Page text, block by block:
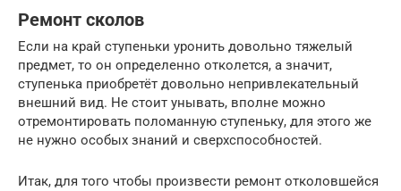
Ремонт сколов
Если на край ступеньки уронить довольно тяжелый
предмет, то он определенно отколется, а значит,
ступенька приобретёт довольно непривлекательный
внешний вид. Не стоит унывать, вполне можно
отремонтировать поломанную ступеньку, для этого же
не нужно особых знаний и сверхспособностей.
Итак, для того чтобы произвести ремонт отколовшейся